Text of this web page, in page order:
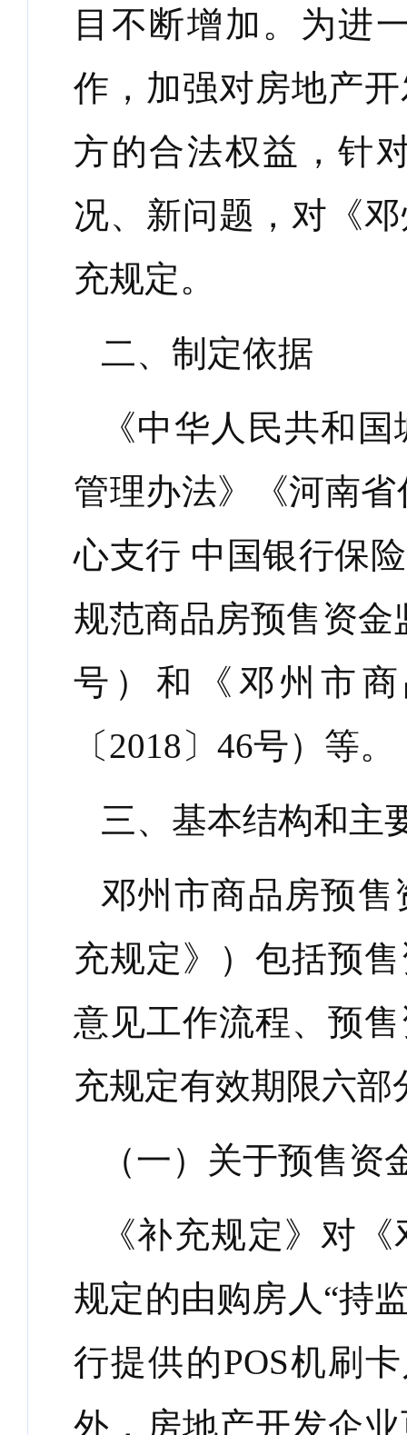
目不断增加。为进
作，加强对房地产
方的合法权益，针
况、新问题，对《
充规定。
二、制定依据
《中华人民共和
管理办法》《河南
心支行 中国银行保
规范商品房预售资金
号）和《邓州市
〔2018〕46号）等。
三、基本结构和主
邓州市商品房预
充规定》）包括预
意见工作流程、预
充规定有效期限六
（一）关于预售资
《补充规定》对
规定的由购房人“持
行提供的POS机刷
外，房地产开发企